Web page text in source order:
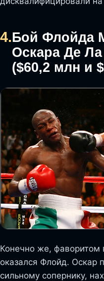
4.Бой Флойда
Оскара Де
($60,2 млн и
Конечно же, фаворитом
оказался Флойд. Оскар
сильному сопернику,